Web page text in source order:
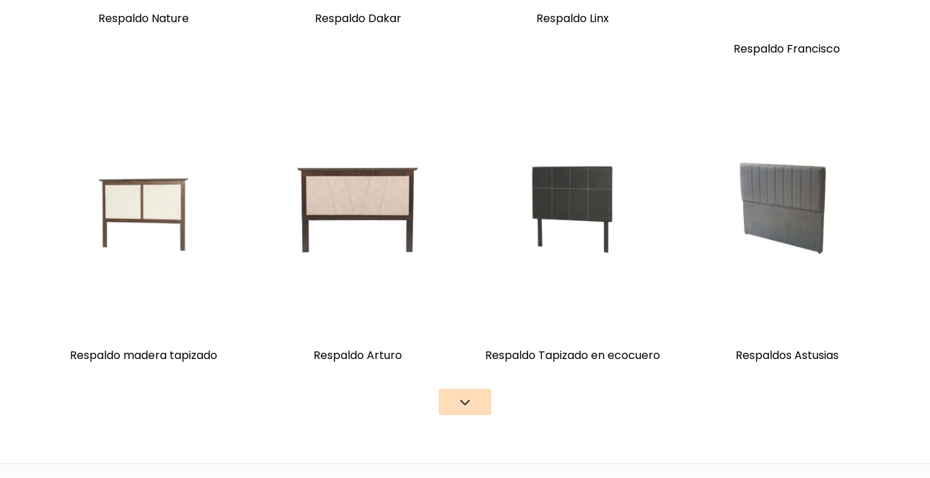
Respaldo Nature Respaldo Dakar
Respaldo Linx
Respaldo Francisco
Respaldo madera tapizado Respaldo Arturo Respaldo Tapizado en ecocuero Respaldos Astusias